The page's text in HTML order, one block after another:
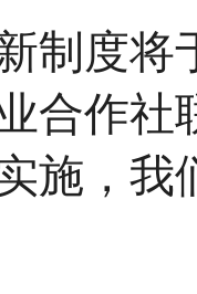
度将于
合作社
施，